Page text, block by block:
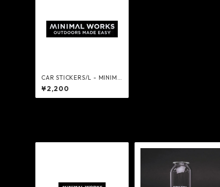
CAR STICKERS/L - MINIMA
L WORKS
¥2,200